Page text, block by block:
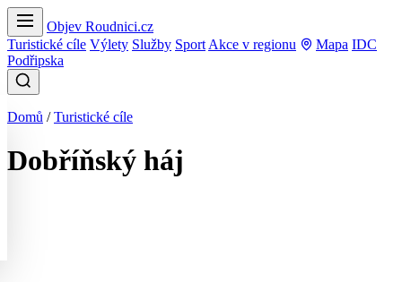
Objev Roudnici.cz
Turistické cíle Výlety Služby Sport Akce v regionu Mapa IDC
Podřipska
Domů /Turistické cíle
Dobříňský háj